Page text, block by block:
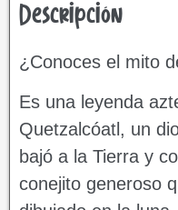
Descripción
¿Conoces el mito
Es una leyenda
Quetzalcóatl, un
bajó a la Tierra y
conejito generoso